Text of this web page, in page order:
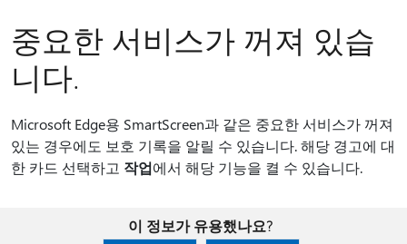
중요한 서비스가 꺼져 있습
니다.
Microsoft Edge용 SmartScreen과 같은 중요한 서비스가 꺼져
있는 경우에도 보호 기록을 알릴 수 있습니다. 해당 경고에 대
한 카드 선택하고 작업에서 해당 기능을 켤 수 있습니다.
이 정보가 유용했나요?